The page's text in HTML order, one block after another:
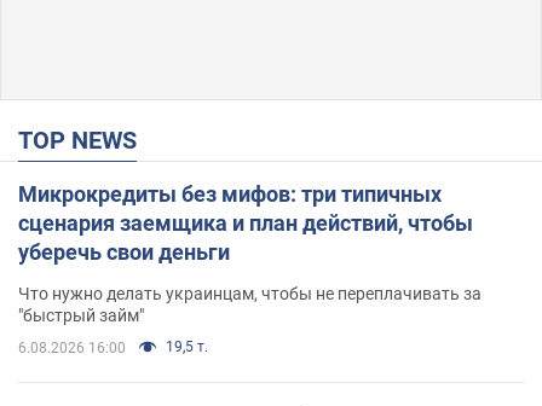
TOP NEWS
Микрокредиты без мифов: три типичных
сценария заемщика и план действий, чтобы
уберечь свои деньги
Что нужно делать украинцам, чтобы не переплачивать за
"быстрый займ"
6.08.2026 16:00 19,5 т.